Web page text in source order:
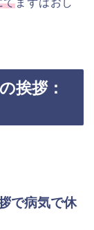
挨拶：
で病気で休